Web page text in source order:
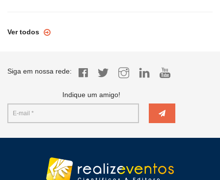
Ver todos
Siga em nossa rede:
Indique um amigo!